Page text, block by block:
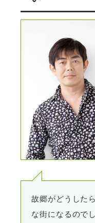
故郷がどうした
な街になるので